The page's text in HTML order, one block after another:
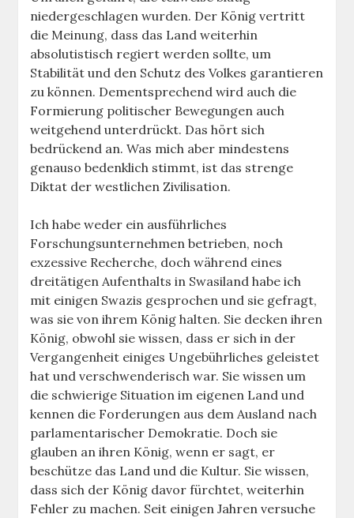
niedergeschlagen wurden. Der König vertritt
die Meinung, dass das Land weiterhin
absolutistisch regiert werden sollte, um
Stabilität und den Schutz des Volkes garantieren
zu können. Dementsprechend wird auch die
Formierung politischer Bewegungen auch
weitgehend unterdrückt. Das hört sich
bedrückend an. Was mich aber mindestens
genauso bedenklich stimmt, ist das strenge
Diktat der westlichen Zivilisation.
Ich habe weder ein ausführliches
Forschungsunternehmen betrieben, noch
exzessive Recherche, doch während eines
dreitätigen Aufenthalts in Swasiland habe ich
mit einigen Swazis gesprochen und sie gefragt,
was sie von ihrem König halten. Sie decken ihren
König, obwohl sie wissen, dass er sich in der
Vergangenheit einiges Ungebührliches geleistet
hat und verschwenderisch war. Sie wissen um
die schwierige Situation im eigenen Land und
kennen die Forderungen aus dem Ausland nach
parlamentarischer Demokratie. Doch sie
glauben an ihren König, wenn er sagt, er
beschütze das Land und die Kultur. Sie wissen,
dass sich der König davor fürchtet, weiterhin
Fehler zu machen. Seit einigen Jahren versuche